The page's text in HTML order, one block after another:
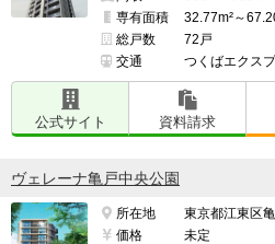
専有面積
32.77m²～
総戸数
72戸
交通
つくばエクス
公式サイト 資料請求
ヴェレーナ亀戸中央公園
所在地
東京都江東区
価格
未定